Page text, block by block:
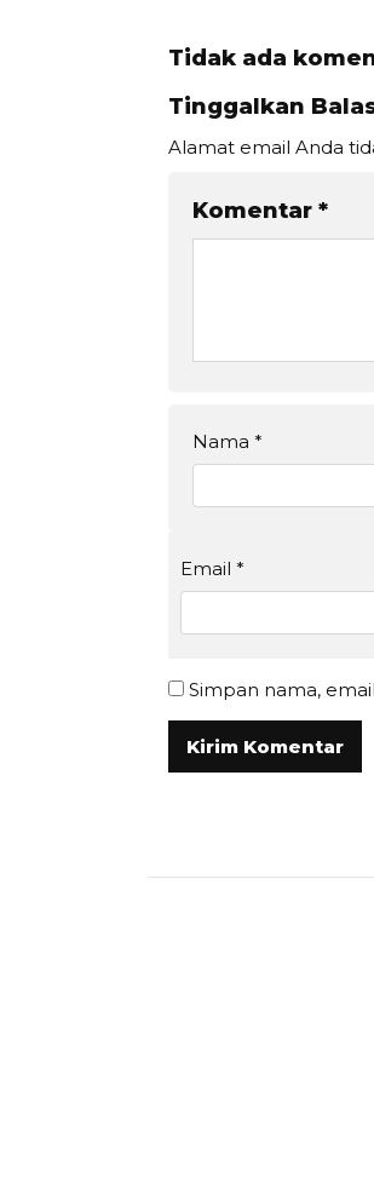
Tidak ada
Tinggalkan
Alamat email Anda
Komentar *
Nama *
Email *
Simpan nama,